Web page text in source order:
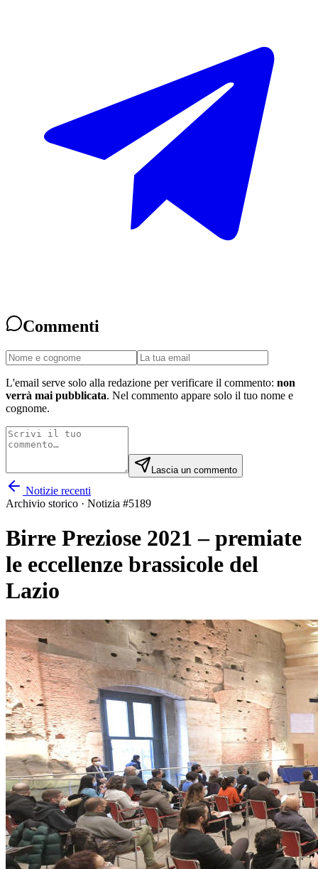
Commenti
L'email serve solo alla redazione per verificare il commento: non
verrà mai pubblicata. Nel commento appare solo il tuo nome e
cognome.
Lascia un commento
Notizie recenti
Archivio storico · Notizia #5189
Birre Preziose 2021 – premiate
le eccellenze brassicole del
Lazio